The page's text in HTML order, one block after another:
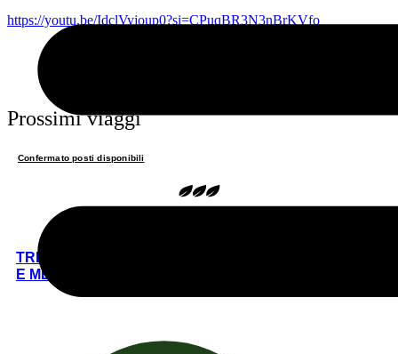
https://youtu.be/IdclVyjoup0?si=CPuqBR3N3nBrKVfo
Prossimi viaggi
Confermato posti disponibili
TREKKING FLOREALE IN ZAGORIA, TERRA DI PONTI
E MERAVIGLIA